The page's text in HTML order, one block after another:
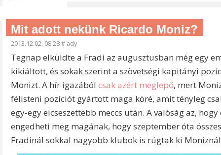
Mit adott nekünk Ricardo Moniz?
2013.12.02. 08:28# ady
Tegnap elküldte a Fradi az augusztusban még egy
kikiáltott, és sokak szerint a szövetségi kapitányi
Monizt. A hír igazábólcsak azért meglepő, mert
félisteni pozíciót gyártott maga köré, amit tényleg
egy-egy elcseszettebb meccs után. A valóság az,
engedheti meg magának, hogy szeptember óta
Fradinál sokkal nagyobb klubok is rúgtak ki